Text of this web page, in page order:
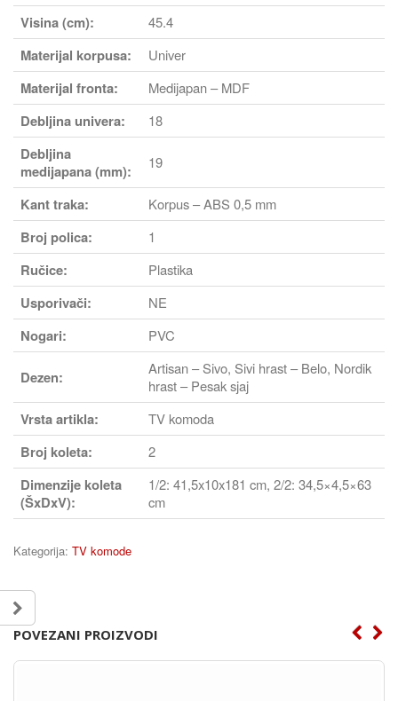
Visina (cm): 45.4
Materijal korpusa: Univer
Materijal fronta: Medijapan – MDF
Debljina univera: 18
Debljina
medijapana (mm):
19
Kant traka: Korpus – ABS 0,5 mm
Broj polica: 1
Ručice: Plastika
Usporivači: NE
Nogari: PVC
Dezen:
Artisan – Sivo, Sivi hrast – Belo, Nordik
hrast – Pesak sjaj
Vrsta artikla: TV komoda
Broj koleta: 2
Dimenzije koleta
(ŠxDxV):
1/2: 41,5x10x181 cm, 2/2: 34,5×4,5×63
cm
Kategorija: TV komode
POVEZANI PROIZVODI